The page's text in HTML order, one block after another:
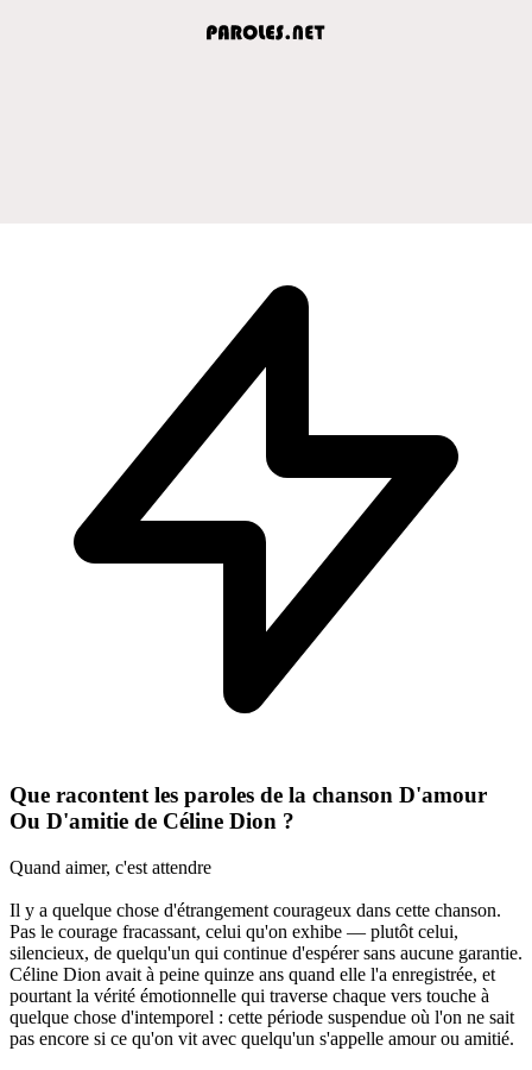
Que racontent les paroles de la chanson D'amour
Ou D'amitie de Céline Dion ?
Quand aimer, c'est attendre
Il y a quelque chose d'étrangement courageux dans cette chanson.
Pas le courage fracassant, celui qu'on exhibe — plutôt celui,
silencieux, de quelqu'un qui continue d'espérer sans aucune garantie.
Céline Dion avait à peine quinze ans quand elle l'a enregistrée, et
pourtant la vérité émotionnelle qui traverse chaque vers touche à
quelque chose d'intemporel : cette période suspendue où l'on ne sait
pas encore si ce qu'on vit avec quelqu'un s'appelle amour ou amitié.